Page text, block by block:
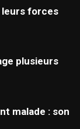
leurs forces
plusieurs
malade : son